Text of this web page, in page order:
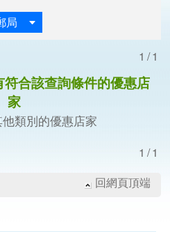
局
1/1
合該查詢條件的優惠店
家
類別的優惠店家
1/1
回網頁頂端